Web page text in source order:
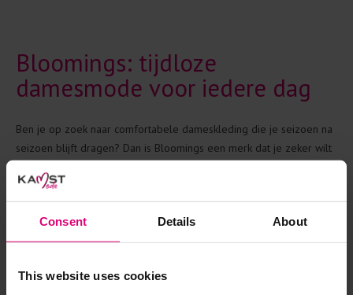
Consent Details About
This website uses cookies
Bloomings: tijdloze
damesmode voor iedere dag
Ben je op zoek naar comfortabele dameskleding die je seizoen na
seizoen blijft dragen? Dan is Bloomings een merk dat je zeker wilt
ontwerpen, zachte materialen en veelzijdige basics die je
eindeloos kunt combineren.
zachte truien tot stijlvolle tops en T-shirts: de collectie vormt de